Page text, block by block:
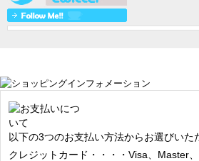
以下の3つのお支払い方法からお選びいた
クレジットカード・・・・Visa、Master